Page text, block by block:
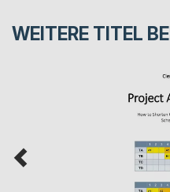
WEITERE TITEL BEI